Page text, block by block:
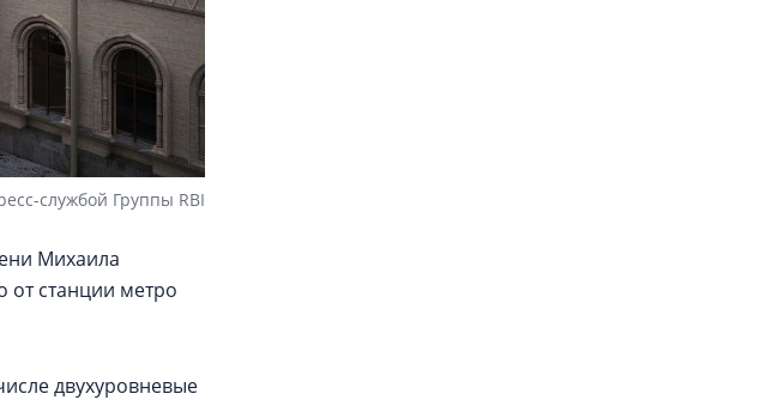
службой Группы RBI
Михаила
станции метро
двухуровневые